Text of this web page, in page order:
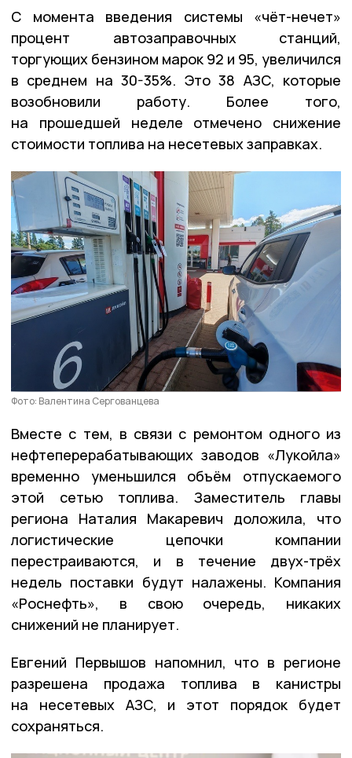
С момента введения системы «чёт-нечет»
процент автозаправочных станций,
торгующих бензином марок 92 и 95, увеличился
в среднем на 30-35%. Это 38 АЗС, которые
возобновили работу. Более того,
на прошедшей неделе отмечено снижение
стоимости топлива на несетевых заправках.
Фото: Валентина Сергованцева
Вместе с тем, в связи с ремонтом одного из
нефтеперерабатывающих заводов «Лукойла»
временно уменьшился объём отпускаемого
этой сетью топлива. Заместитель главы
региона Наталия Макаревич доложила, что
логистические цепочки компании
перестраиваются, и в течение двух-трёх
недель поставки будут налажены. Компания
«Роснефть», в свою очередь, никаких
снижений не планирует.
Евгений Первышов напомнил, что в регионе
разрешена продажа топлива в канистры
на несетевых АЗС, и этот порядок будет
сохраняться.